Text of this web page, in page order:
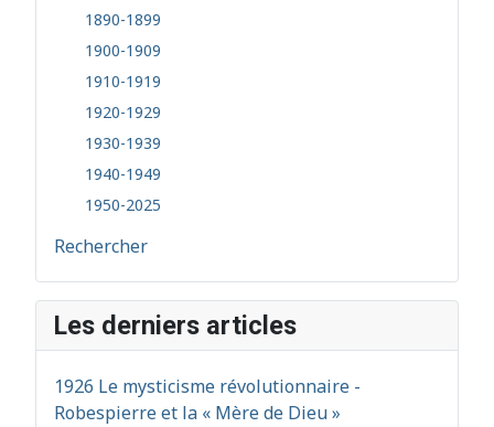
1890-1899
1900-1909
1910-1919
1920-1929
1930-1939
1940-1949
1950-2025
Rechercher
Les derniers articles
1926 Le mysticisme révolutionnaire -
Robespierre et la « Mère de Dieu »